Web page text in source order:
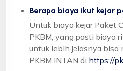
Berapa biaya ikut kejar
Untuk biaya kejar Paket
PKBM, yang pasti biaya
untuk lebih jelasnya bisa
PKBM INTAN di https://